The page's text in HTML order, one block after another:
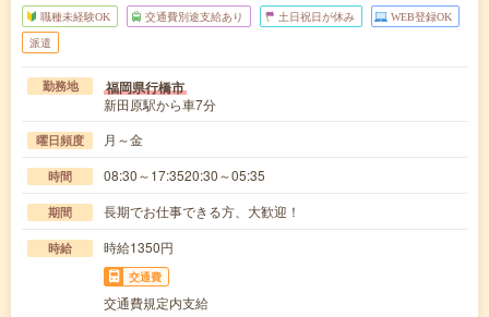
職種未経験OK 交通費別途支給あり 土日祝日が休み WEB登録OK
派遣
勤務地 福岡県行橋市
新田原駅から車7分
曜日頻度 月～金
時間 08:30～17:3520:30～05:35
期間 長期でお仕事できる方、大歓迎！
時給 時給1350円
交通費
交通費規定内支給